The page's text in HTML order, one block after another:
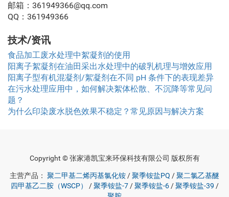
邮箱：361949366@qq.com
QQ：361949366
技术/资讯
食品加工废水处理中絮凝剂的使用
阳离子絮凝剂在油田采出水处理中的破乳机理与增效应用
阳离子型有机混凝剂/絮凝剂在不同 pH 条件下的表现差异
在污水处理应用中，如何解决絮体松散、不沉降等常见问
题？
为什么印染废水脱色效果不稳定？常见原因与解决方案
Copyright © 张家港凯宝来环保科技有限公司 版权所有
主营产品： 聚二甲基二烯丙基氯化铵/聚季铵盐PQ /聚二氯乙基醚
四甲基乙二胺（WSCP）
/聚季铵盐-7/聚季铵盐-6/聚季铵盐-39 /